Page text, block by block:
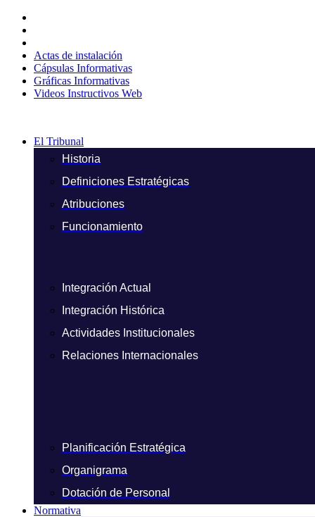
contenido
Actas de instalación
Cápsulas Informativas
Gráficas Informativas
Videos Instructivos Web
El Tribunal
Historia
Definiciones Estratégicas
Atribuciones
Funcionamiento
Integración Actual
Integración Histórica
Actividades Institucionales
Relaciones Internacionales
Planificación Estratégica
Organigrama
Dotación de Personal
Normativa